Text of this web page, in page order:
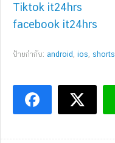
Tiktok it24hrs
facebook it24hrs
ป้ายกำกับ: android , ios, shorts